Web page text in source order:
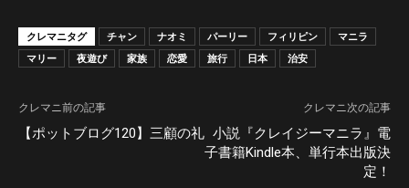
クレマニタグ チャン ナオミ パーリー フィリピン
マニラ
マリー
夜遊び 家族 恋愛 旅行 日本 治安
クレマニ前の記事
【ポットブログ120】三顧の礼
クレマニ次の記事
小説『クレイジーマニラ』電
子書籍Kindle本、単行本出版決
定！